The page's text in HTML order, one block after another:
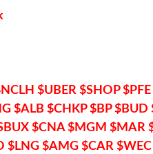
$UBER $SHOP
$ALB $CHKP $BP
$CNA $MGM $MAR
$LNG $AMG $CAR $WEC